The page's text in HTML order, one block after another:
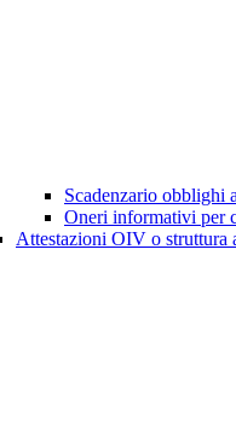
Scadenzario obblighi
Oneri informativi per
Attestazioni OIV o struttura